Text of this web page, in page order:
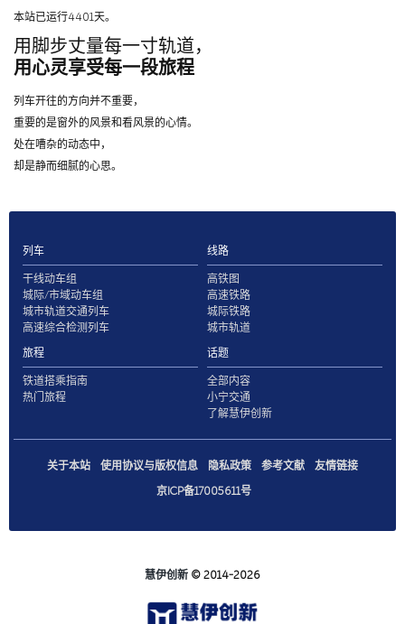
本站已运行4401天。
用脚步丈量每一寸轨道，
用心灵享受每一段旅程
列车开往的方向并不重要，
重要的是窗外的风景和看风景的心情。
处在嘈杂的动态中，
却是静而细腻的心思。
列车
干线动车组
城际/市域动车组
城市轨道交通列车
高速综合检测列车
线路
高铁图
高速铁路
城际铁路
城市轨道
旅程
铁道搭乘指南
热门旅程
话题
全部内容
小宁交通
了解慧伊创新
关于本站 使用协议与版权信息 隐私政策 参考文献
友情链接
京ICP备17005611号
慧伊创新 © 2014-2026